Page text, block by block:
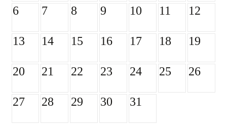
6 7 8 9 10 11 12
13 14 15 16 17 18 19
20 21 22 23 24 25 26
27 28 29 30 31